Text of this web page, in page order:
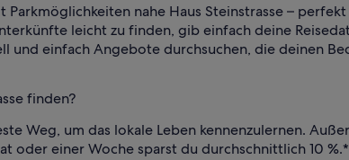
nahe Haus Steinstrasse –
leicht zu finden, gib einfach deine
und einfach Angebote durchsuchen, die deinen
finden?
Weg, um das lokale Leben kennenzulernen.
einer Woche sparst du durchschnittlich 10